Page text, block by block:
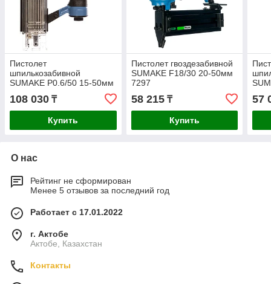
Пистолет
шпилькозабивной
SUMAKE P0.6/50 15-50мм
108 030 ₸
Купить
Пистолет гвоздезабивной
SUMAKE F18/30 20-50мм
7297
58 215₸
Купить
57
О нас
Рейтинг не сформирован
Менее 5 отзывов за последний год
Работает с 17.01.2022
г. Актобе
Актобе, Казахстан
Контакты